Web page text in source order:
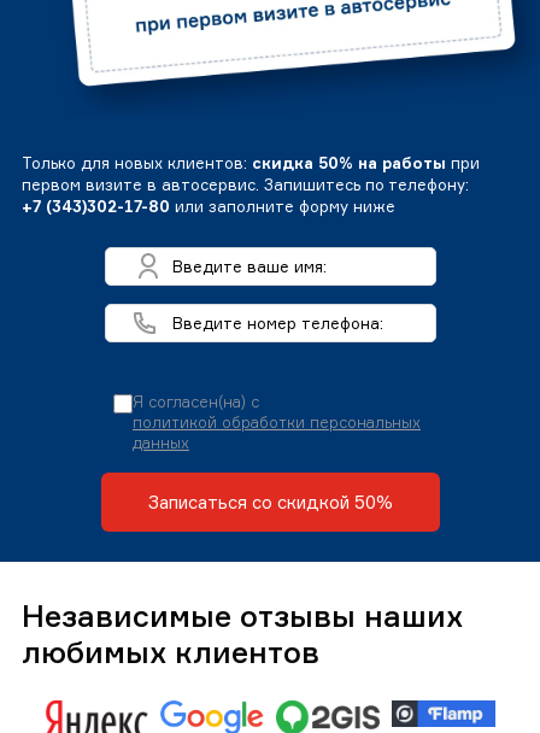
Только для новых клиентов: скидка 50% на работы при
первом визите в автосервис. Запишитесь по телефону:
+7 (343)302-17-80 или заполните форму ниже
Я согласен(на) с
политикой обработки персональных
данных
Записаться со скидкой 50%
Независимые отзывы наших
любимых клиентов